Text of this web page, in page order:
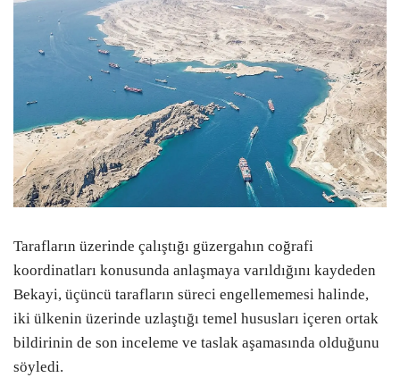
Tarafların üzerinde çalıştığı güzergahın coğrafi
koordinatları konusunda anlaşmaya varıldığını kaydeden
Bekayi, üçüncü tarafların süreci engellememesi halinde,
iki ülkenin üzerinde uzlaştığı temel hususları içeren ortak
bildirinin de son inceleme ve taslak aşamasında olduğunu
söyledi.